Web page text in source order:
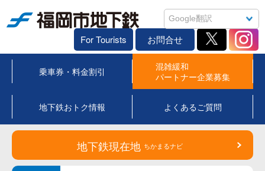
For Tourists お問合せ
乗車券・料金割引
混雑緩和
パートナー企業募集
地下鉄おトク情報 よくあるご質問
地下鉄現在地 ちかまるナビ